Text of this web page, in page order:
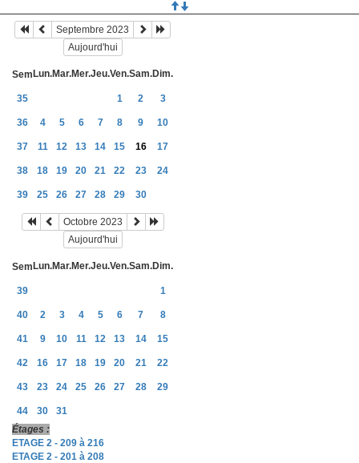
Septembre 2023
Aujourd'hui
Sem Lun.Mar.Mer.Jeu.Ven.Sam.Dim.
35 1 2 3
36 4 5 6 7 8 9 10
37 11 12 13 14 15 16 17
38 18 19 20 21 22 23 24
39 25 26 27 28 29 30
Octobre 2023
Aujourd'hui
Sem Lun.Mar.Mer.Jeu.Ven.Sam.Dim.
39 1
40 2 3 4 5 6 7 8
41 9 10 11 12 13 14 15
42 16 17 18 19 20 21 22
43 23 24 25 26 27 28 29
44 30
31
Étages :
ETAGE 2 - 209 à 216
ETAGE 2 - 201 à 208